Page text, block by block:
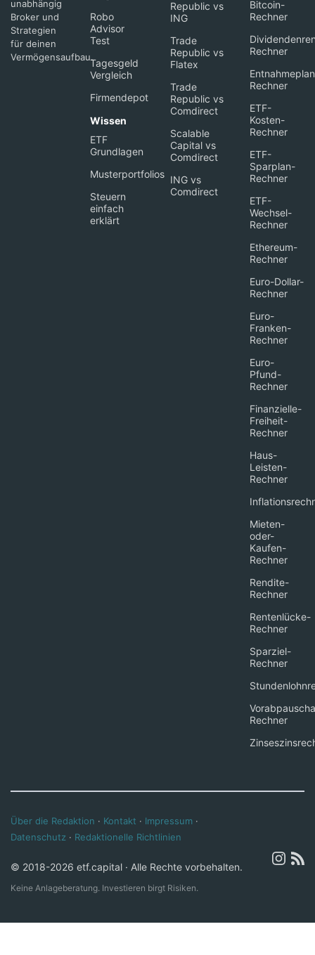
unabhängig
Broker und
Strategien
für deinen
Vermögensaufbau.
Robo
Advisor
Test
Tagesgeld
Vergleich
Firmendepot
Wissen
ETF
Grundlagen
Musterportfolios
Steuern
einfach
erklärt
Republic vs
ING
Trade
Republic vs
Flatex
Trade
Republic vs
Comdirect
Scalable
Capital vs
Comdirect
ING vs
Comdirect
Bitcoin-
Rechner
Rechner
Rechner
ETF-
Kosten-
Rechner
ETF-
Sparplan-
Rechner
ETF-
Wechsel-
Rechner
Ethereum-
Rechner
Euro-Dollar-
Rechner
Euro-
Franken-
Rechner
Euro-
Pfund-
Rechner
Finanzielle-
Freiheit-
Rechner
Haus-
Leisten-
Rechner
Mieten-
oder-
Kaufen-
Rechner
Rendite-
Rechner
Rentenlücke-
Rechner
Sparziel-
Rechner
Rechner
Über die Redaktion · Kontakt · Impressum ·
Datenschutz · Redaktionelle Richtlinien
© 2018-2026 etf.capital · Alle Rechte vorbehalten.
Keine Anlageberatung. Investieren birgt Risiken.